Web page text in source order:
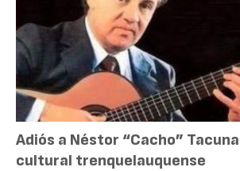
Adiós a Néstor “Cacho”
cultural trenquelauquense